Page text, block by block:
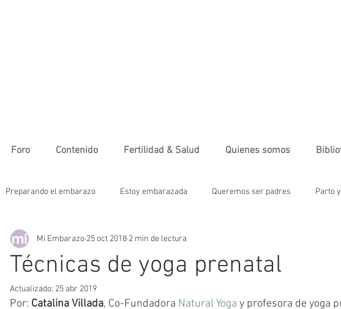
Foro Contenido Fertilidad & Salud Quienes somos
Preparando el embarazo Estoy embarazada Queremos ser padres Parto
familia Primer trimestre Moda
trimestre Cuidados del bebé
Técnicas de yoga prenatal
Mi Embarazo 25 oct 2018 2 min de lectura
Actualizado: 25 abr 2019
Por: Catalina Villada, Co-Fundadora Natural Yoga y profesora de yoga